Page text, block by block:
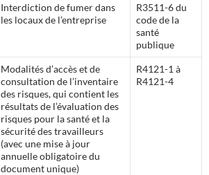
Interdiction de fumer dans
les locaux de l’entreprise
R3511-6 du
code de la
santé
publique
Modalités d’accès et de
consultation de l’inventaire
des risques, qui contient les
résultats de l’évaluation des
risques pour la santé et la
sécurité des travailleurs
(avec une mise à jour
annuelle obligatoire du
document unique)
R4121-1 à
R4121-4